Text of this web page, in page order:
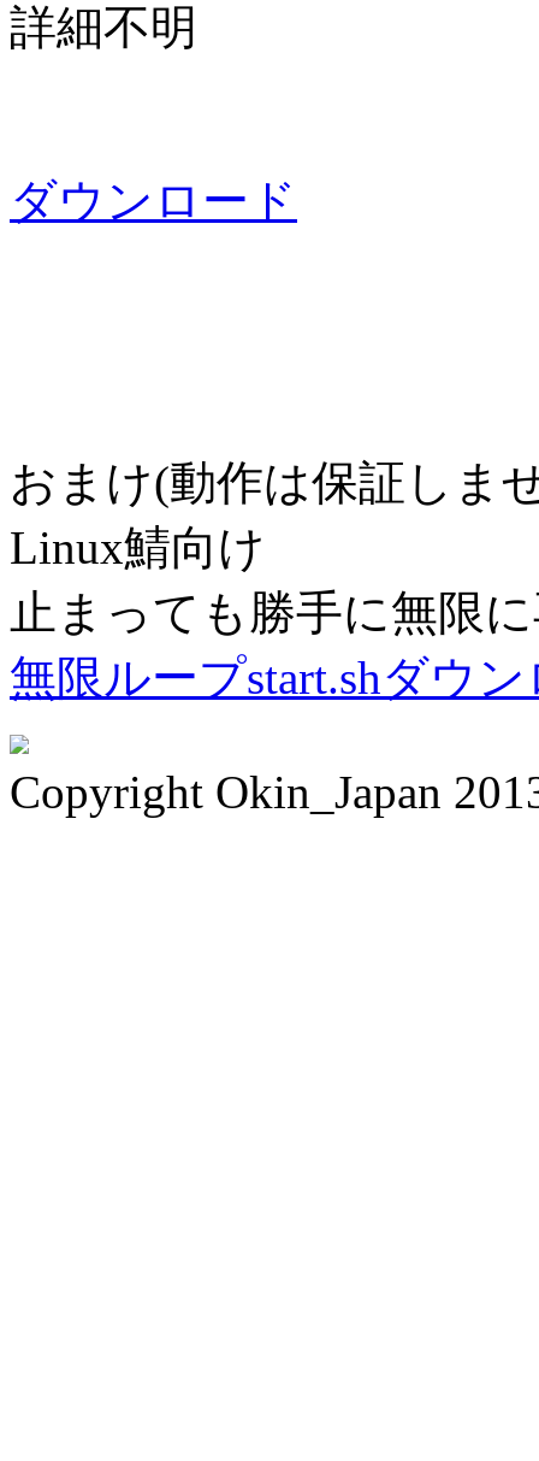
詳細不明
ダウンロード
おまけ(動作は保証しま
Linux鯖向け
止まっても勝手に無限
無限ループstart.shダウ
Copyright Okin_Japan